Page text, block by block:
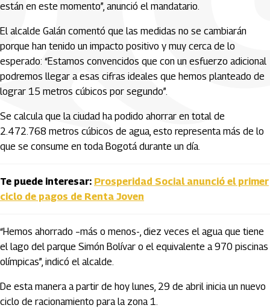
están en este momento”, anunció el mandatario.
El alcalde Galán comentó que las medidas no se cambiarán
porque han tenido un impacto positivo y muy cerca de lo
esperado: “Estamos convencidos que con un esfuerzo adicional
podremos llegar a esas cifras ideales que hemos planteado de
lograr 15 metros cúbicos por segundo”.
Se calcula que la ciudad ha podido ahorrar en total de
2.472.768 metros cúbicos de agua, esto representa más de lo
que se consume en toda Bogotá durante un día.
Te puede interesar: Prosperidad Social anunció el primer
ciclo de pagos de Renta Joven
“Hemos ahorrado –más o menos-, diez veces el agua que tiene
el lago del parque Simón Bolívar o el equivalente a 970 piscinas
olímpicas”, indicó el alcalde.
De esta manera a partir de hoy lunes, 29 de abril inicia un nuevo
ciclo de racionamiento para la zona 1.